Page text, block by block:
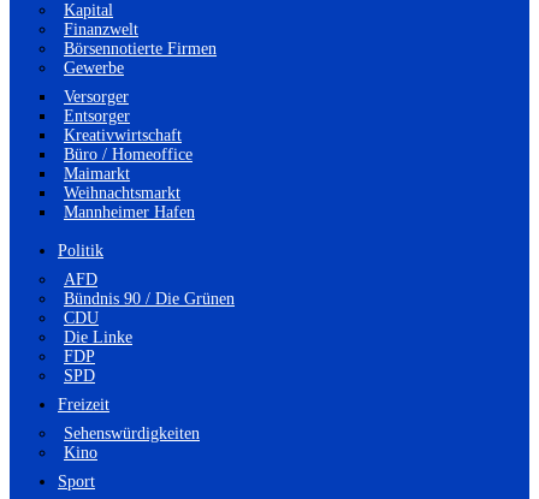
Kapital
Finanzwelt
Börsennotierte Firmen
Gewerbe
Versorger
Entsorger
Kreativwirtschaft
Büro / Homeoffice
Maimarkt
Weihnachtsmarkt
Mannheimer Hafen
Politik
AFD
Bündnis 90 / Die Grünen
CDU
Die Linke
FDP
SPD
Freizeit
Sehenswürdigkeiten
Kino
Sport